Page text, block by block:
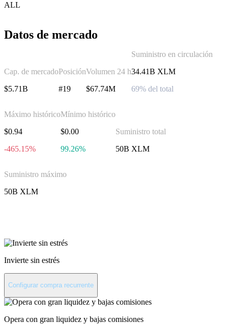
ALL
Datos de mercado
Cap. de mercado
$5.71B
Posición
#19
Volumen 24 h
$67.74M
Suministro en circulación
34.41B XLM
69% del total
Máximo histórico
$0.94
-465.15%
Mínimo histórico
$0.00
99.26%
Suministro total
50B XLM
Suministro máximo
50B XLM
Invierte sin estrés
Configurar compra recurrente
Opera con gran liquidez y bajas comisiones